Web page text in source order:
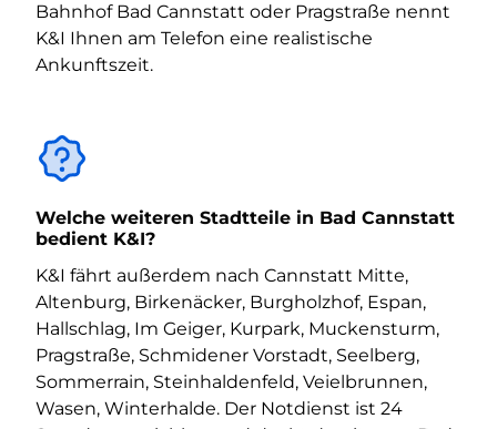
Bahnhof Bad Cannstatt oder Pragstraße nennt
K&I Ihnen am Telefon eine realistische
Ankunftszeit.
Welche weiteren Stadtteile in Bad Cannstatt
bedient K&I?
K&I fährt außerdem nach Cannstatt Mitte,
Altenburg, Birkenäcker, Burgholzhof, Espan,
Hallschlag, Im Geiger, Kurpark, Muckensturm,
Pragstraße, Schmidener Vorstadt, Seelberg,
Sommerrain, Steinhaldenfeld, Veielbrunnen,
Wasen, Winterhalde. Der Notdienst ist 24